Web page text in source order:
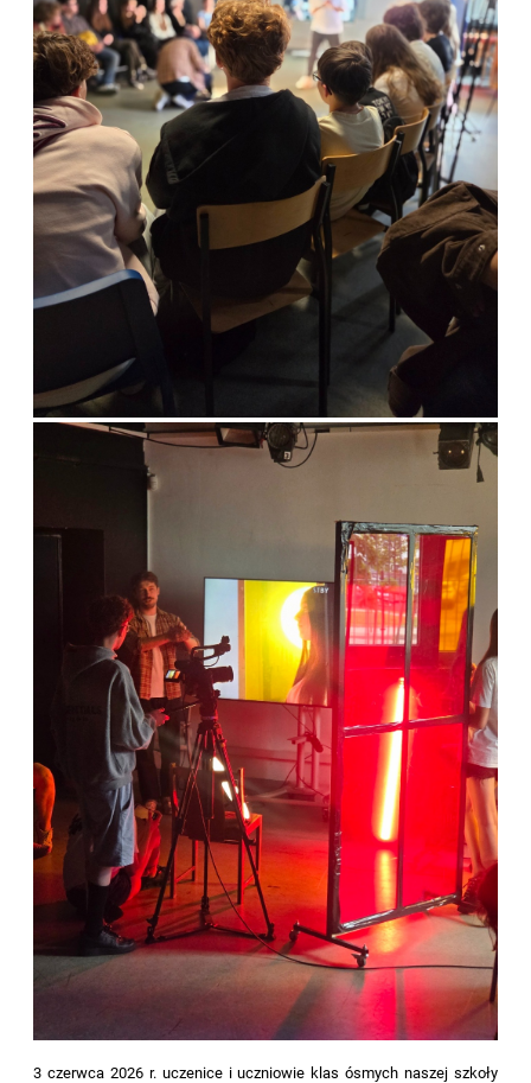
3 czerwca 2026 r. uczenice i uczniowie klas ósmych naszej szkoły